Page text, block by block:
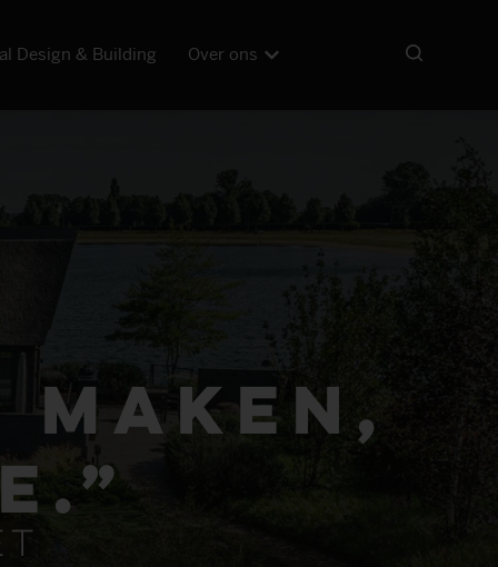
Design & Building Over ons